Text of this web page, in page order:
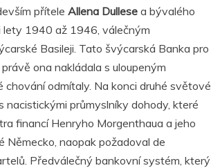
přítele Allena Dullese a bývalého
lety 1940 až 1946, válečným
Basileji. Tato švýcarská Banka pro
ona nakládala s uloupeným
odmítaly. Na konci druhé světové
průmyslníky dohody, které
financí Henryho Morgenthaua a jeho
naopak požadoval de
Předválečný bankovní systém, který